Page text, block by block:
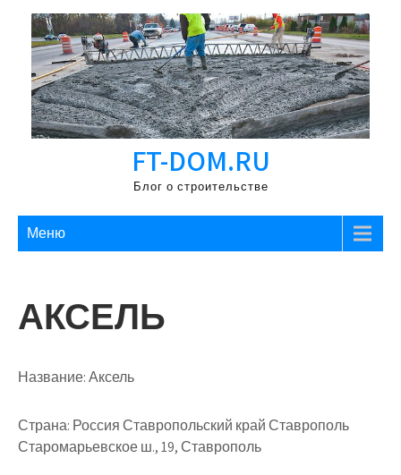
Перейти
содержимому
FT-DOM.RU
Блог о строительстве
Меню
АКСЕЛЬ
Название:Аксель
Страна: Россия Ставропольский край Ставрополь
Старомарьевское ш., 19, Ставрополь